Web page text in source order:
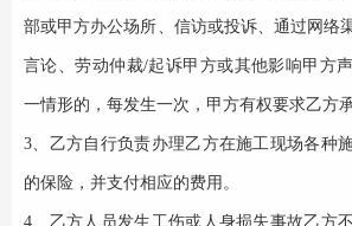
部或甲方办公场所、信访或投诉、通过网络
言论、劳动仲裁/起诉甲方或其他影响甲方
一情形的，每发生一次，甲方有权要求乙方
3、乙方自行负责办理乙方在施工现场各种
的保险，并支付相应的费用。
4、乙方人员发生工伤或人身损失事故乙方